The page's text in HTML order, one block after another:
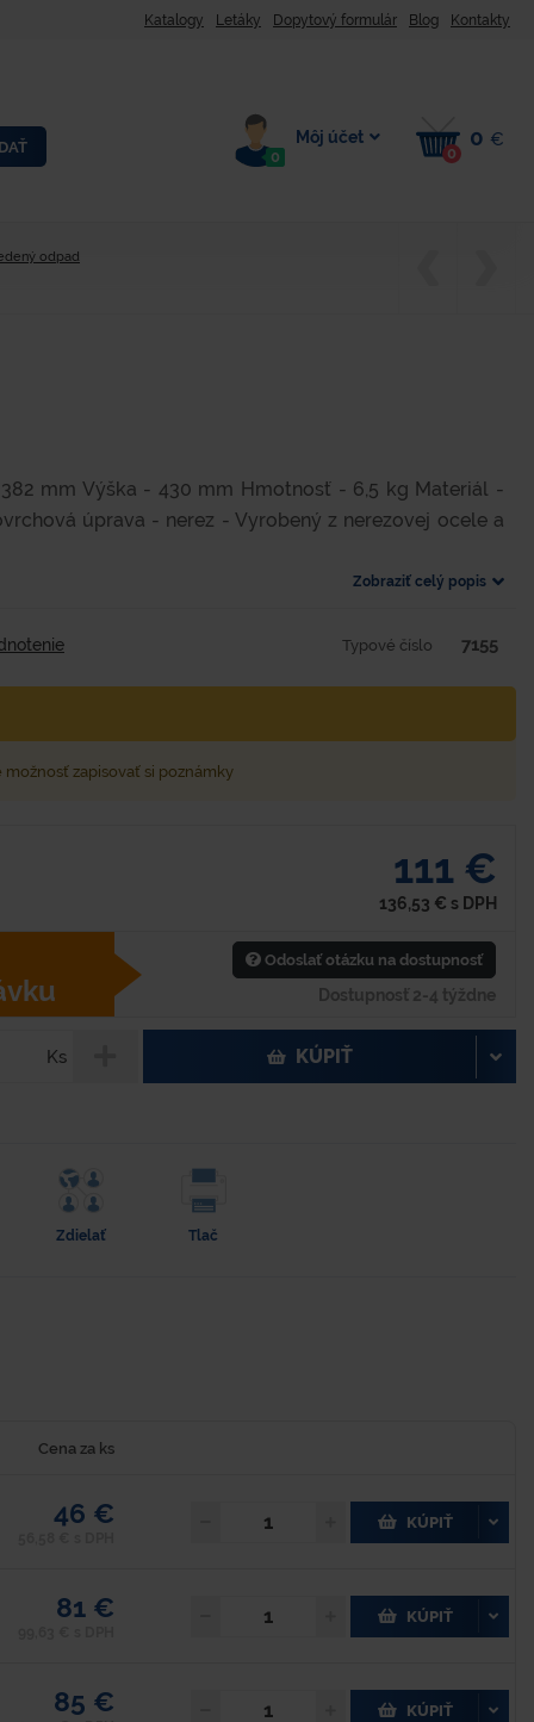
Katalogy Letáky Dopytový formulár Blog Kontakty
0
Môj účet
0
0 €
odpad
mm Výška - 430 mm Hmotnosť - 6,5 kg Materiál -
úprava - nerez - Vyrobený z nerezovej ocele a
Zobraziť celý popis
Typové číslo 7155
možnosť zapisovať si poznámky
111 €
136,53 € s DPH
Odoslať otázku na dostupnosť
Dostupnosť 2-4 týždne
Ks KÚPIŤ
Zdielať Tlač
Cena za ks
46 € KÚPIŤ
81 € KÚPIŤ
85 € KÚPIŤ